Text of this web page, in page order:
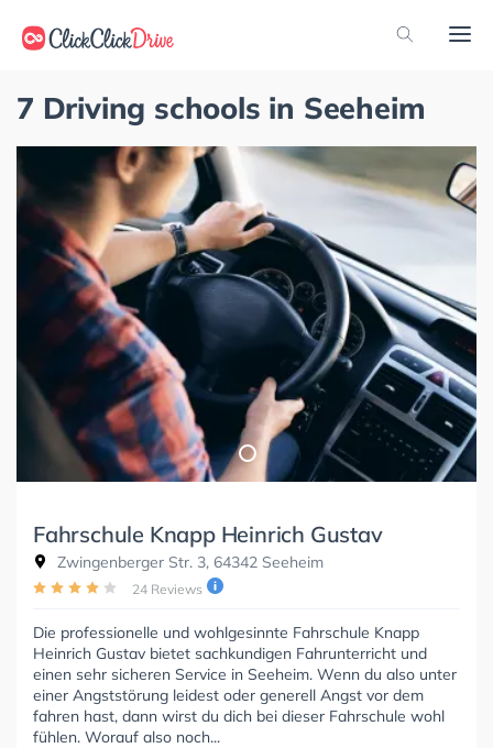
7 Driving schools in Seeheim
Fahrschule Knapp Heinrich Gustav
Zwingenberger Str. 3, 64342 Seeheim
24 Reviews
Die professionelle und wohlgesinnte Fahrschule Knapp
Heinrich Gustav bietet sachkundigen Fahrunterricht und
einen sehr sicheren Service in Seeheim. Wenn du also unter
einer Angststörung leidest oder generell Angst vor dem
fahren hast, dann wirst du dich bei dieser Fahrschule wohl
fühlen. Worauf also noch...